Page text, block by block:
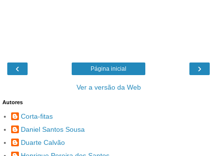
‹ ›
Página inicial
Ver a versão da Web
Autores
Corta-fitas
Daniel Santos Sousa
Duarte Calvão